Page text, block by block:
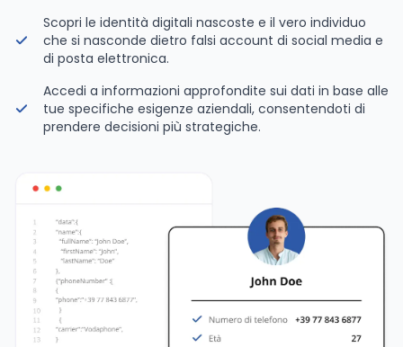
Scopri le identità digitali nascoste e il vero individuo
che si nasconde dietro falsi account di social media e
di posta elettronica.
Accedi a informazioni approfondite sui dati in base alle
tue specifiche esigenze aziendali, consentendoti di
prendere decisioni più strategiche.